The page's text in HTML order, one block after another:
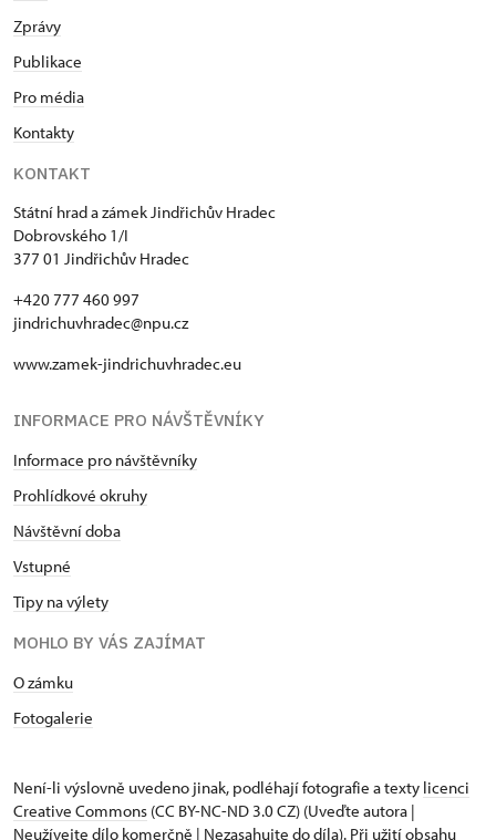
Zprávy
Publikace
Pro média
Kontakty
KONTAKT
Státní hrad a zámek Jindřichův Hradec
Dobrovského 1/I
377 01 Jindřichův Hradec
+420 777 460 997
jindrichuvhradec@npu.cz
www.zamek-jindrichuvhradec.eu
INFORMACE PRO NÁVŠTĚVNÍKY
Informace pro návštěvníky
Prohlídkové okruhy
Návštěvní doba
Vstupné
Tipy na výlety
MOHLO BY VÁS ZAJÍMAT
O zámku
Fotogalerie
Není-li výslovně uvedeno jinak, podléhají fotografie a texty licenci
Creative Commons (CC BY-NC-ND 3.0 CZ) (Uveďte autora |
Neužívejte dílo komerčně | Nezasahujte do díla). Při užití obsahu